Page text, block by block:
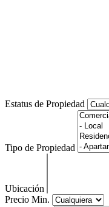
Estatus de Propiedad
Tipo de Propiedad
Ubicación
Precio Min.